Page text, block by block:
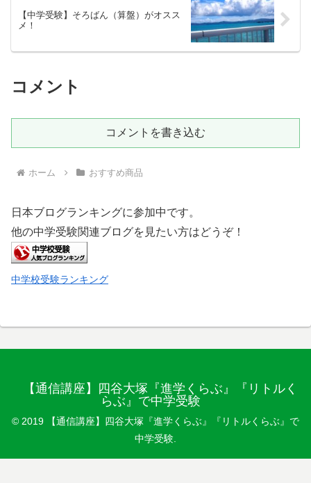
【中学受験】そろばん（算盤）がオスス
メ！
コメント
コメントを書き込む
ホーム おすすめ商品
日本ブログランキングに参加中です。
他の中学受験関連ブログを見たい方はどうぞ！
中学校受験ランキング
【通信講座】四谷大塚『進学くらぶ』『リトルく
らぶ』で中学受験
© 2019 【通信講座】四谷大塚『進学くらぶ』『リトルくらぶ』で
中学受験.